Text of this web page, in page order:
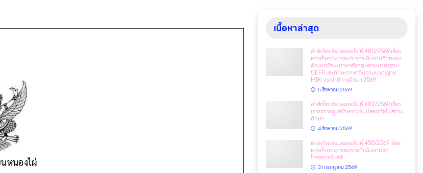
เนื้อหาล่าสุด
คำสั่งโรงเรียนหนองไผ่ ที่ 480/2569 เรื่อง
แต่งตั้งคณะกรรมการดำเนินงานกิจกรรม
พัฒนาทักษะภาษาอังกฤษตามมาตรฐาน
CEFR และทักษะภาษาจีนตามมาตรฐาน
HSK ประจำปีการศึกษา 2569
5 สิงหาคม 2569
คำสั่งโรงเรียนหนองไผ่ ที่ 482/2569 เรื่อง
มาตรการดูแลรักษาความปลอดภัยในสถาน
ศึกษา
4 สิงหาคม 2569
คำสั่งโรงเรียนหนองไผ่ ที่ 450/2569 เรื่อง
แต่งตั้งคณะกรรมการดำเนินงานจัด
โครงการวันรพี
31 กรกฎาคม 2569